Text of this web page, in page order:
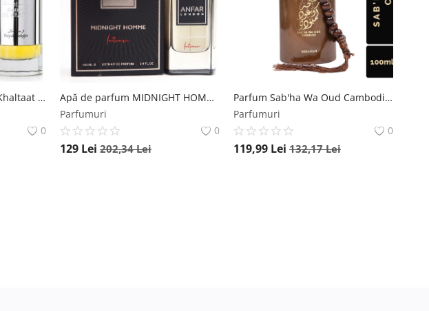
Parfum arabesc Lattafa Khaltaat Al Arabia Silver, apa de parfum 100ml, barbati Lattafa
0
Apă de parfum MIDNIGHT HOMME by ANFAR LONDON, barbati, 100ML Anfar
Parfumuri
0
129 Lei 202,34Lei
Parfum Sab'ha Wa Oud Cambodi, Rihanah, apa de parfum 100 ml, barbati Rihanah
Parfumuri
0
119,99 Lei 132,17Lei